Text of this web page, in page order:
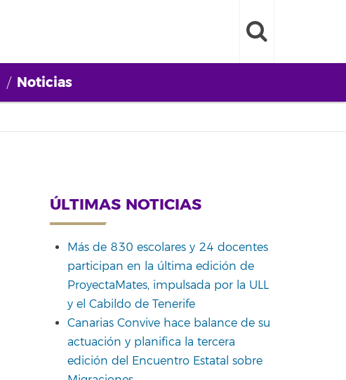
Noticias
ÚLTIMAS NOTICIAS
Más de 830 escolares y 24 docentes
participan en la última edición de
ProyectaMates, impulsada por la ULL
y el Cabildo de Tenerife
Canarias Convive hace balance de su
actuación y planifica la tercera
edición del Encuentro Estatal sobre